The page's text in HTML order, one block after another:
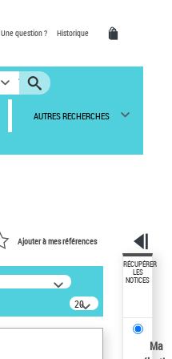
Une question ? Historique
AUTRES RECHERCHES
Ajouter à mes références
20
résultats/page
RÉCUPÉRER
LES
NOTICES
Ma